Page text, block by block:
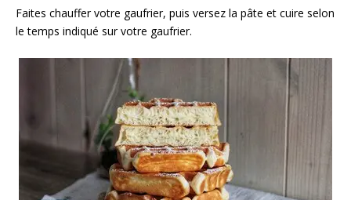
Faites chauffer votre gaufrier, puis versez la pâte et cuire selon
le temps indiqué sur votre gaufrier.⁣